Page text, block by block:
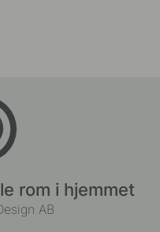
rom i hjemmet
AB